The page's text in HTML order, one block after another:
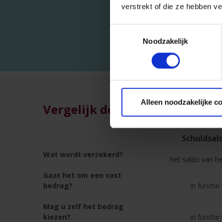
verstrekt of die ze hebben
Noodzakelijk
Alleen noodzakelijke
Vergelijk de formules
Wat wordt verzekerd?
het saldo van
Gaat het om een vast
bedrag?
in functie
Mag u zelf het bedrag
kiezen?
in functie